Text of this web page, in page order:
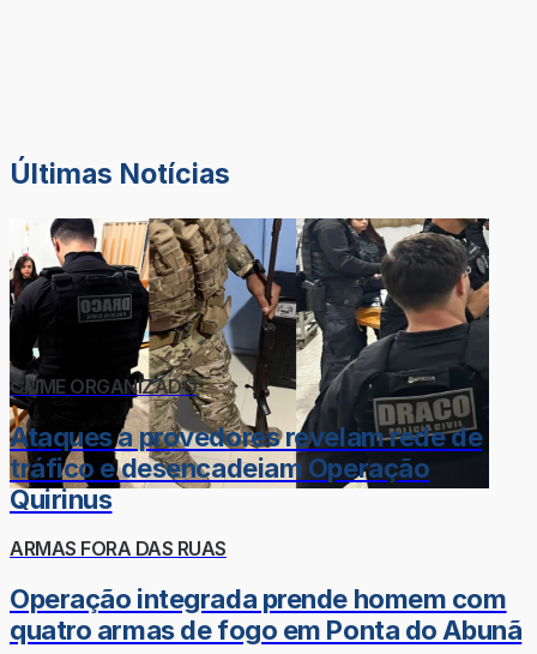
Últimas Notícias
CRIME ORGANIZADO
Ataques a provedores revelam rede de
tráfico e desencadeiam Operação
Quirinus
ARMAS FORA DAS RUAS
Operação integrada prende homem com
quatro armas de fogo em Ponta do Abunã